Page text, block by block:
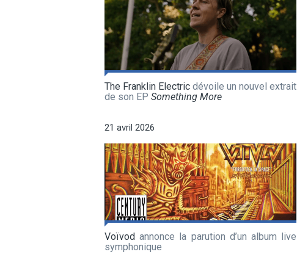
The Franklin Electric dévoile un nouvel extrait
de son EP Something More
21 avril 2026
Voïvod annonce la parution d’un album live
symphonique